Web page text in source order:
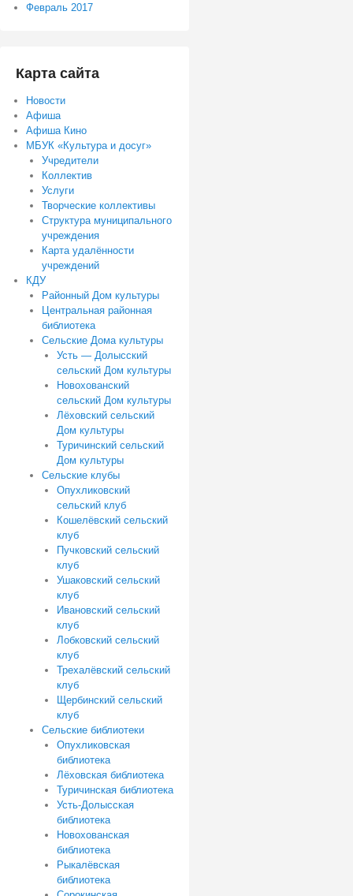
Февраль 2017
Карта сайта
Новости
Афиша
Афиша Кино
МБУК «Культура и досуг»
Учредители
Коллектив
Услуги
Творческие коллективы
Структура муниципального
учреждения
Карта удалённости
учреждений
КДУ
Районный Дом культуры
Центральная районная
библиотека
Сельские Дома культуры
Усть — Долысский
сельский Дом культуры
Новохованский
сельский Дом культуры
Лёховский сельский
Дом культуры
Туричинский сельский
Дом культуры
Сельские клубы
Опухликовский
сельский клуб
Кошелёвский сельский
клуб
Пучковский сельский
клуб
Ушаковский сельский
клуб
Ивановский сельский
клуб
Лобковский сельский
клуб
Трехалёвский сельский
клуб
Щербинский сельский
клуб
Сельские библиотеки
Опухликовская
библиотека
Лёховская библиотека
Туричинская библиотека
Усть-Долысская
библиотека
Новохованская
библиотека
Рыкалёвская
библиотека